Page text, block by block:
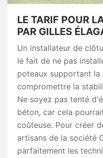
LE TARIF POUR
PAR GILLES
Un installateur de
le fait de ne pas
poteaux supportant la
compromettre la
Ne soyez pas tenté
béton, car cela
coûteuse. Pour créer
artisans de la société
parfaitement les